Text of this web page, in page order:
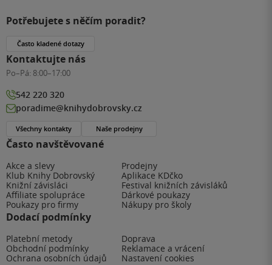
Často navštěvované
Akce a slevy
Prodejny
Klub Knihy Dobrovský
Aplikace KDčko
Knižní závisláci
Festival knižních závisláků
Affiliate spolupráce
Dárkové poukazy
Poukazy pro firmy
Nákupy pro školy
Dodací podmínky
Platební metody
Doprava
Obchodní podmínky
Reklamace a vrácení
Ochrana osobních údajů
Nastavení cookies
Potřebujete s něčím poradit?
Často kladené dotazy
Kontaktujte nás
Po–Pá: 8:00–17:00
542 220 320
poradime@knihydobrovsky.cz
Všechny kontakty Naše prodejny